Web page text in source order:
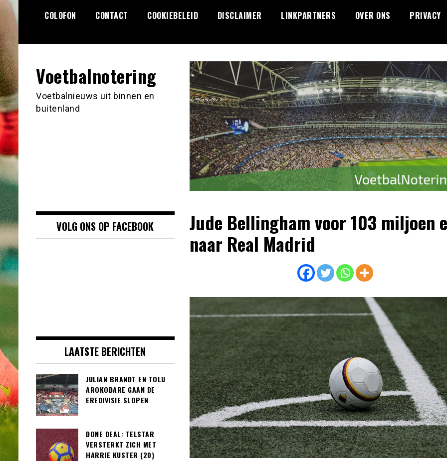
inhoud
COLOFON CONTACT COOKIEBELEID DISCLAIMER LINKPARTNERS OVER ONS PRIVACY
Voetbalnotering
Voetbalnieuws uit binnen en
buitenland
Jude Bellingham voor 103 miljoen
naar Real Madrid
VOLG ONS OP FACEBOOK
LAATSTE BERICHTEN
JULIAN BRANDT EN TOLU
AROKODARE GAAN DE
EREDIVISIE SLOPEN
DONE DEAL: TELSTAR
VERSTERKT ZICH MET
HARRIE KUSTER (20)